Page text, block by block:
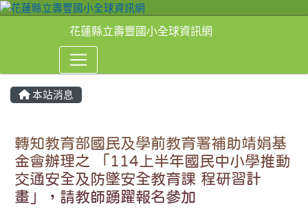
花蓮縣立壽豐國小全球資訊網
本站消息
轉知教育部國民及學前教育署補助靖娟基
金會辦理之 「114上半年國民中小學推動
交通安全及防墜安全教育課 程研習計
畫」，請教師踴躍報名參加